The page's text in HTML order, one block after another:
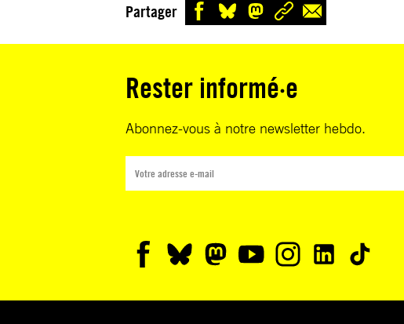
Partager
Rester informé·e
Abonnez-vous à notre newsletter hebdo.